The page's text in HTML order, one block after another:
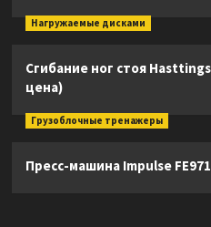
Нагружаемые дисками
Сгибание ног стоя
цена)
Грузоблочные тренажеры
Пресс-машина Impulse